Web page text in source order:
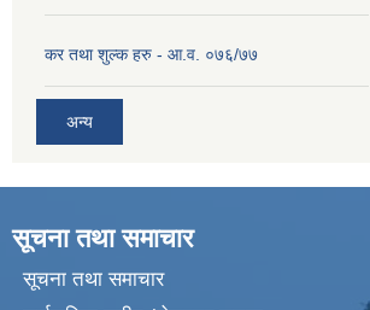
कर तथा शुल्क हरु - आ.व. ०७६/७७
अन्य
सूचना तथा समाचार
सूचना तथा समाचार